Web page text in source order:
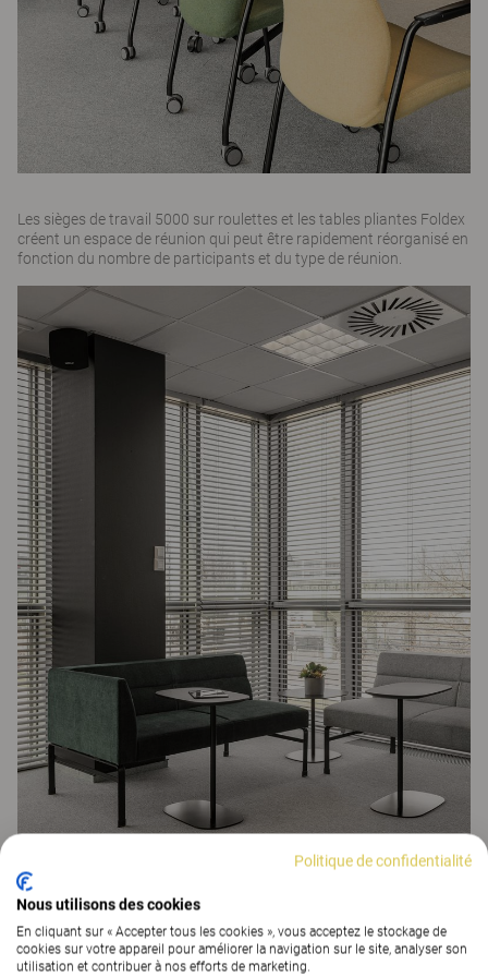
Les sièges de travail 5000 sur roulettes et les tables pliantes Foldex
créent un espace de réunion qui peut être rapidement réorganisé en
fonction du nombre de participants et du type de réunion.
Avec son design épuré, la série de banquettes Wilson est une
solution idéale pour les espaces publics. La forme des tables
Politique de confidentialité
Nous utilisons des cookies
En cliquant sur « Accepter tous les cookies », vous acceptez le stockage de
cookies sur votre appareil pour améliorer la navigation sur le site, analyser son
utilisation et contribuer à nos efforts de marketing.